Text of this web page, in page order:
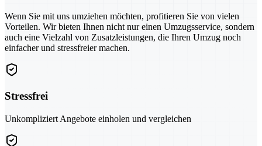
Wenn Sie mit uns umziehen möchten, profitieren Sie von vielen
Vorteilen. Wir bieten Ihnen nicht nur einen Umzugsservice, sondern
auch eine Vielzahl von Zusatzleistungen, die Ihren Umzug noch
einfacher und stressfreier machen.
Stressfrei
Unkompliziert Angebote einholen und vergleichen